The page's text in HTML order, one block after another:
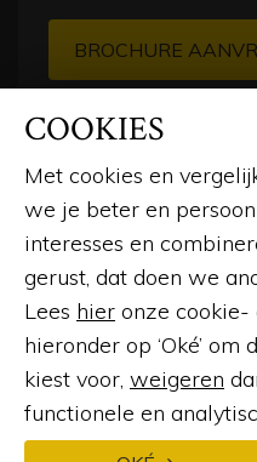
BROCHURE
©
Webdesign en
COOKIES
Met cookies en
we je beter en
interesses en
gerust, dat doen we
Lees hier onze cookie-
hieronder op ‘Oké’
kiest voor, weigeren
functionele en